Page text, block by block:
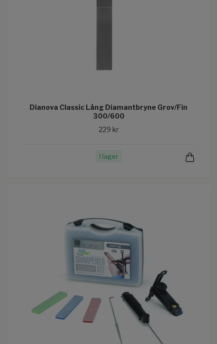
Dianova Classic Lång Diamantbryne Grov/Fin
300/600
229 kr
I lager